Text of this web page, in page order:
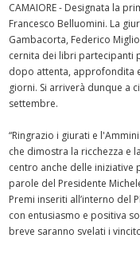
CAMAIORE - Designata la
Francesco Belluomini. La
Gambacorta, Federico
cernita dei libri partecipanti
dopo attenta, approfondita
giorni. Si arriverà dunque a
settembre.
“Ringrazio i giurati e
che dimostra la ricchezza e
centro anche delle iniziative
parole del Presidente
Premi inseriti all’interno del
con entusiasmo e positiva
breve saranno svelati i